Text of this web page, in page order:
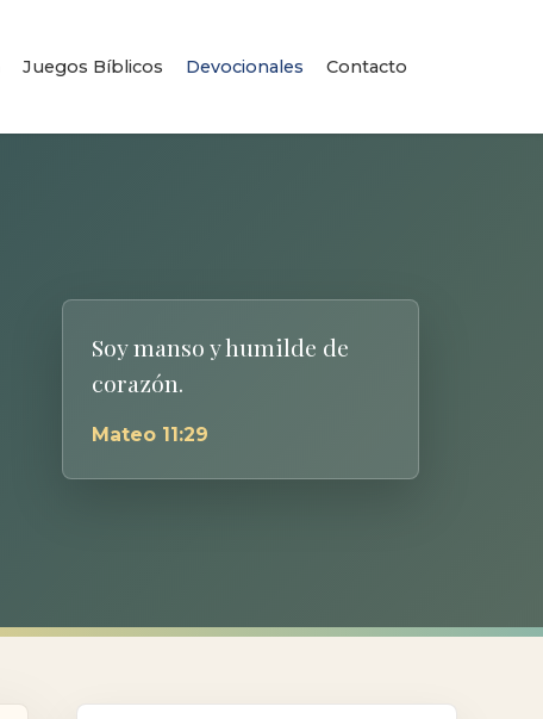
Juegos Bíblicos Devocionales Contacto
Soy manso y humilde de
corazón.
Mateo 11:29